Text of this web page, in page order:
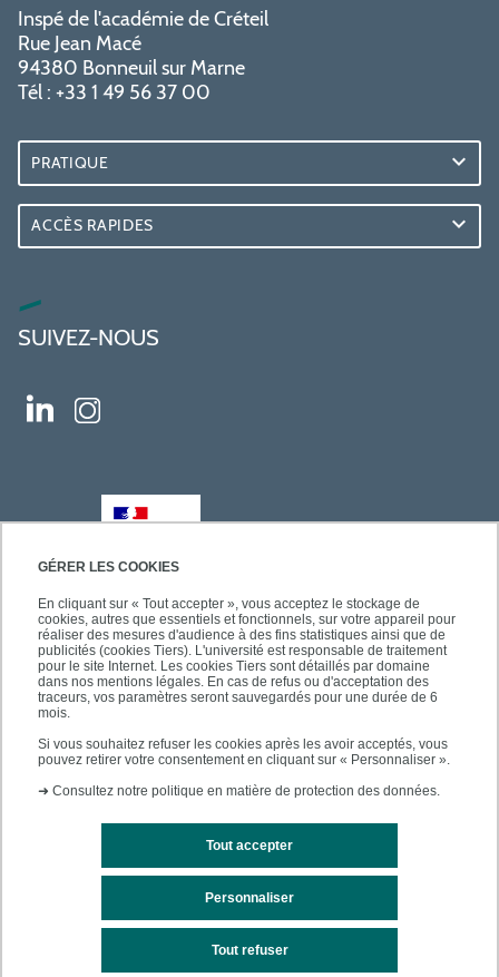
GÉRER LES COOKIES
En cliquant sur « Tout accepter », vous acceptez le stockage de
cookies, autres que essentiels et fonctionnels, sur votre appareil pour
réaliser des mesures d'audience à des fins statistiques ainsi que de
publicités (cookies Tiers). L'université est responsable de traitement
pour le site Internet. Les cookies Tiers sont détaillés par domaine
dans nos mentions légales. En cas de refus ou d'acceptation des
traceurs, vos paramètres seront sauvegardés pour une durée de 6
mois.
Si vous souhaitez refuser les cookies après les avoir acceptés, vous
pouvez retirer votre consentement en cliquant sur « Personnaliser ».
➜ Consultez notre politique en matière de protection des données.
Tout accepter
Tout refuser
Personnaliser
Inspé de l'académie de Créteil
Rue Jean Macé
94380 Bonneuil sur Marne
Tél : +33 1 49 56 37 00
PRATIQUE
ACCÈS RAPIDES
SUIVEZ-NOUS
Mentions légales Plan du site